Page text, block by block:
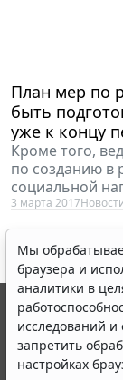
План мер по
быть
уже к концу
Кроме того,
по созданию в
социальной
3 марта 2017
Мы
браузера и
аналитики в
исследований
запретить
настройках
© ООО "НПП
выпускается с
являются